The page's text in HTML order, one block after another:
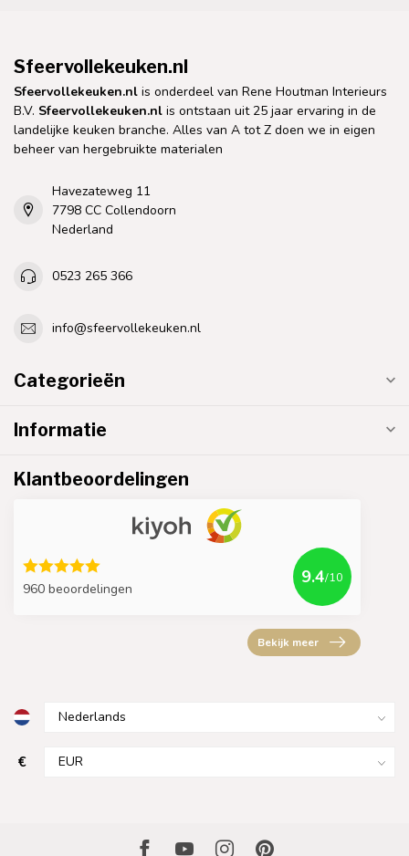
Sfeervollekeuken.nl
Sfeervollekeuken.nl is onderdeel van Rene Houtman Interieurs
B.V. Sfeervollekeuken.nl is ontstaan uit 25 jaar ervaring in de
landelijke keuken branche. Alles van A tot Z doen we in eigen
beheer van hergebruikte materialen
Havezateweg 11
7798 CC Collendoorn
Nederland
0523 265 366
info@sfeervollekeuken.nl
Categorieën
Informatie
Klantbeoordelingen
960 beoordelingen
9.4/10
Bekijk meer
€